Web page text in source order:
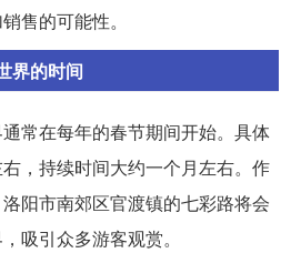
售的可能性。
界的时间
常在每年的春节期间开始。具体
，持续时间大约一个月左右。作
阳市南郊区官渡镇的七彩路将会
吸引众多游客观赏。